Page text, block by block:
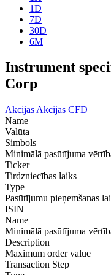
1D
7D
30D
6M
Instrument
Corp
Akcijas Akcijas CFD
Name
Valūta
Simbols
Minimālā pasūtījuma
Ticker
Tirdzniecības laiks
Type
Pasūtījumu pieņemšanas
ISIN
Name
Minimālā pasūtījuma
Description
Maximum order value
Transaction Step